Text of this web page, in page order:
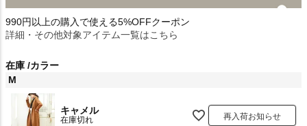
990円以上の購入で使える5%OFFクーポン
詳細・その他対象アイテム一覧はこちら
在庫 カラー
M
キャメル
在庫切れ 再入荷お知らせ